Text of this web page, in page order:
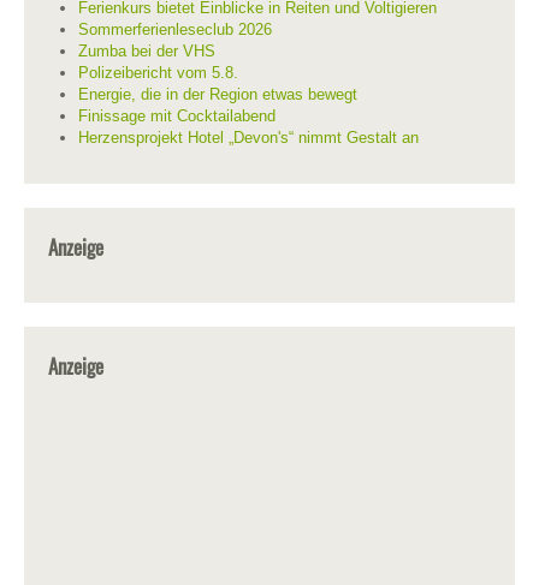
Ferienkurs bietet Einblicke in Reiten und Voltigieren
Sommerferienleseclub 2026
Zumba bei der VHS
Polizeibericht vom 5.8.
Energie, die in der Region etwas bewegt
Finissage mit Cocktailabend
Herzensprojekt Hotel „Devon's“ nimmt Gestalt an
Anzeige
Anzeige